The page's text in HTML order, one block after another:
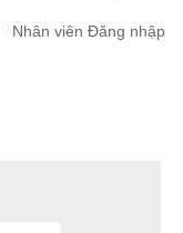
Nhân viên Đăng nhập